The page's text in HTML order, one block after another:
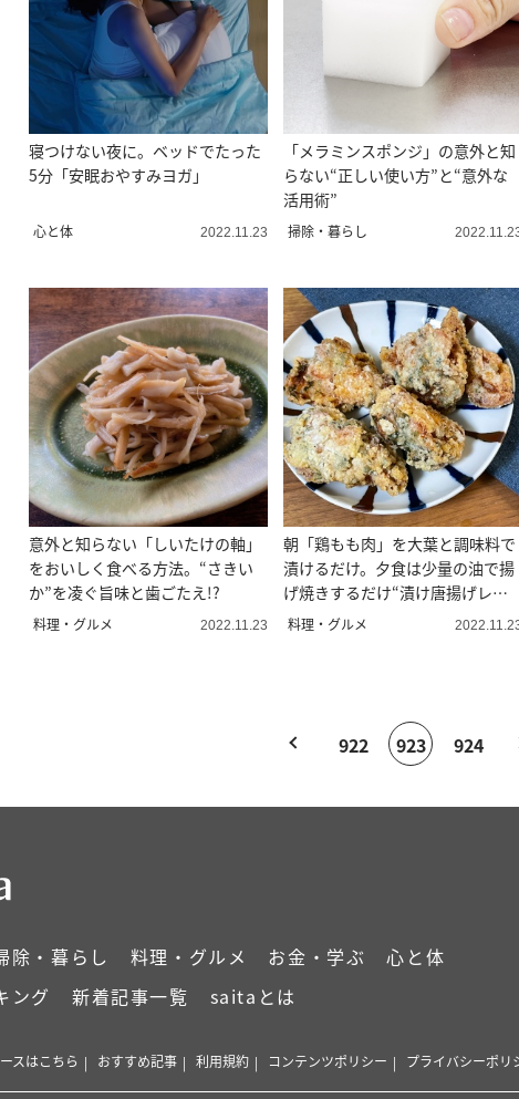
寝つけない夜に。ベッドでたった
5分「安眠おやすみヨガ」
心と体 2022.11.23
「メラミンスポンジ」の意外と知
らない“正しい使い方”と“意外な
活用術”
掃除・暮らし
意外と知らない「しいたけの軸」
をおいしく食べる方法。“さきい
か”を凌ぐ旨味と歯ごたえ!?
料理・グルメ 2022.11.23
朝「鶏もも肉」を大葉と調味料で
漬けるだけ。夕食は少量の油で揚
げ焼きするだけ“漬け唐揚げレシ
ピ”
料理・グルメ
922 923 924
除・暮らし 料理・グルメ お金・学ぶ
心と体
ング 新着記事一覧 saitaとは
スはこちら おすすめ記事 利用規約 コンテンツポリシー プライバシーポリ